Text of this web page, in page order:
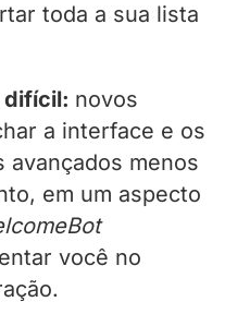
toda a sua lista
difícil: novos
a interface e os
menos
em um aspecto
você no